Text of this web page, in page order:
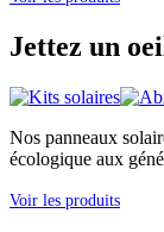
Jettez un
Nos panneaux
écologique aux
Voir les produits